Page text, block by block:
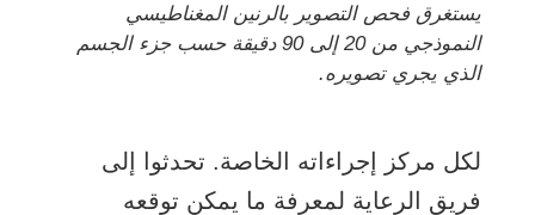
يستغرق فحص التصوير بالرنين المغناطيسي
النموذجي من 20 إلى 90 دقيقة حسب جزء الجسم
الذي يجري تصويره.
لكل مركز إجراءاته الخاصة. تحدثوا إلى
فريق الرعاية لمعرفة ما يمكن توقعه